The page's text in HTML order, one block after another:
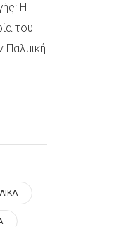
Η
του
Παλμική